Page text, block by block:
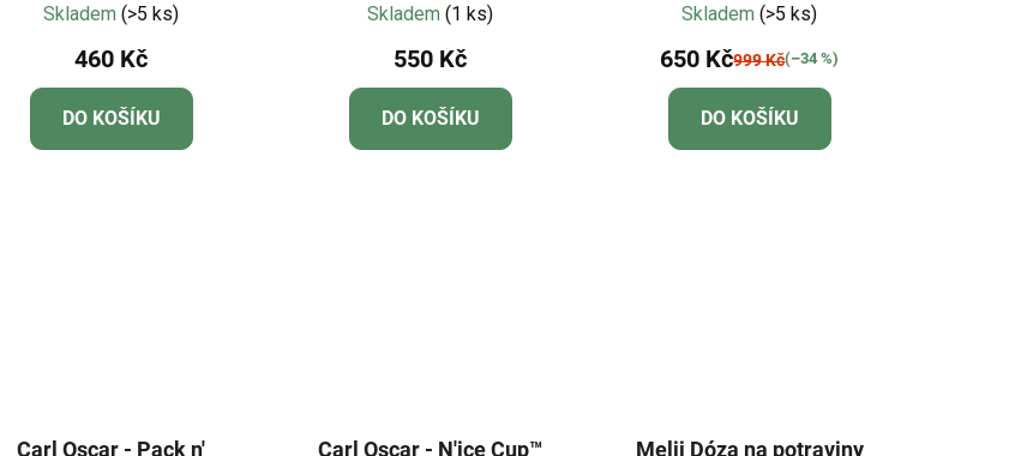
Skladem(>5 ks)
460 Kč
DO KOŠÍKU
Skladem(1 ks)
550 Kč
DO KOŠÍKU
nerezový box -
mentolový/velbloud
Skladem(>5 ks)
650 Kč999 Kč(–34 %)
DO KOŠÍKU
Carl Oscar - Pack n'
Carl Oscar - N'ice Cup™
Melii Dóza na potraviny